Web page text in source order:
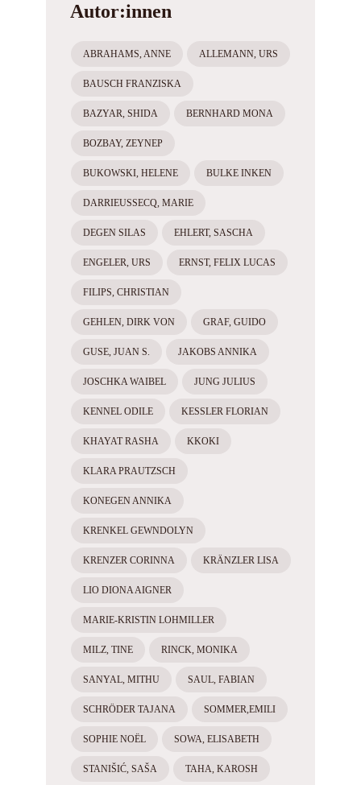
Autor:innen
ABRAHAMS, ANNE ALLEMANN, URS
BAUSCH FRANZISKA
BAZYAR, SHIDA BERNHARD MONA
BOZBAY, ZEYNEP
BUKOWSKI, HELENE BULKE INKEN
DARRIEUSSECQ, MARIE
DEGEN SILAS EHLERT, SASCHA
ENGELER, URS ERNST, FELIX LUCAS
FILIPS, CHRISTIAN
GEHLEN, DIRK VON GRAF, GUIDO
GUSE, JUAN S. JAKOBS ANNIKA
JOSCHKA WAIBEL JUNG JULIUS
KENNEL ODILE KESSLER FLORIAN
KHAYAT RASHA KKOKI
KLARA PRAUTZSCH
KONEGEN ANNIKA
KRENKEL GEWNDOLYN
KRENZER CORINNA KRÄNZLER LISA
LIO DIONA AIGNER
MARIE-KRISTIN LOHMILLER
MILZ, TINE RINCK, MONIKA
SANYAL, MITHU SAUL, FABIAN
SCHRÖDER TAJANA SOMMER,EMILI
SOPHIE NOËL SOWA, ELISABETH
STANIŠIĆ, SAŠA TAHA, KAROSH